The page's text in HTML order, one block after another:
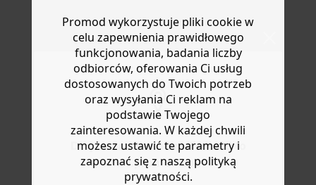
Do you want to be redirected to
www.promod.com ?
lub wymianę.
Zamek na bluzie z kapturem. Poduszki. Długie rękawy
guzikami. Dwie kieszenie. Prosty dół. Rozcięcie z tyłu.
Satynowa podszewka. Kurtka zawiera włókna z
Promod wykorzystuje pliki cookie w
celu zapewnienia prawidłowego
funkcjonowania, badania liczby
odbiorców, oferowania Ci usług
dostosowanych do Twoich potrzeb
oraz wysyłania Ci reklam na
podstawie Twojego
zainteresowania. W każdej chwili
możesz ustawić te parametry i
zapoznać się z naszą polityką
prywatności.